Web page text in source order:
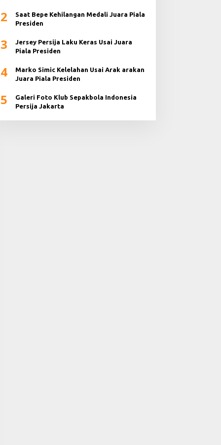
2
Saat Bepe Kehilangan Medali Juara Piala
Presiden
3
Jersey Persija Laku Keras Usai Juara
Piala Presiden
4
Marko Simic Kelelahan Usai Arak arakan
Juara Piala Presiden
5
Galeri Foto Klub Sepakbola Indonesia
Persija Jakarta